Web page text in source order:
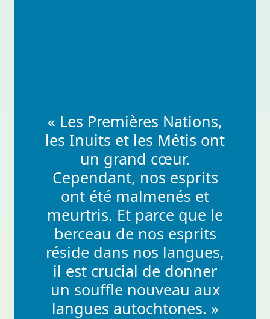
« Les Premières Nations,
les Inuits et les Métis ont
un grand cœur.
Cependant, nos esprits
ont été malmenés et
meurtris. Et parce que le
berceau de nos esprits
réside dans nos langues,
il est crucial de donner
un souffle nouveau aux
langues autochtones. »